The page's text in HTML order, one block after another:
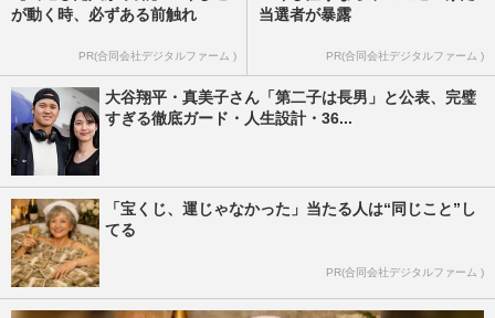
が動く時、必ずある前触れ
PR(合同会社デジタルファーム )
当選者が暴露
PR(合同会社デジタルファーム )
大谷翔平・真美子さん「第二子は長男」と公表、完璧
すぎる徹底ガード・人生設計・36...
「宝くじ、運じゃなかった」当たる人は“同じこと”し
てる
PR(合同会社デジタルファーム )